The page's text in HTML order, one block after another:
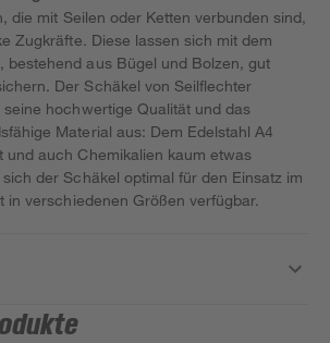
die mit Seilen oder Ketten verbunden sind,
Zugkräfte. Diese lassen sich mit dem
bestehend aus Bügel und Bolzen, gut
Der Schäkel von Seilflechter
hochwertige Qualität und das
Material aus: Dem Edelstahl A4
und auch Chemikalien kaum etwas
der Schäkel optimal für den Einsatz im
in verschiedenen Größen verfügbar.